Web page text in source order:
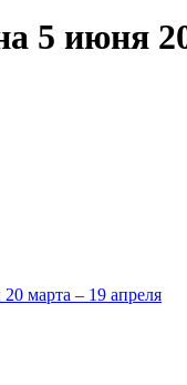
5 июня
20 марта – 19 апреля